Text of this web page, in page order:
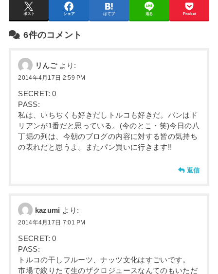
ポスト シェア はてブ 送る Pocket
6件のコメント
リんご より:
2014年4月17日 2:59 PM
SECRET: 0
PASS:
私は、いちぢくも好きだしトルコも好きだ。パンはド
リアンが1番だと思っている。(今のとこ・笑)今日の八
丁堀の列は、今朝のブログの内容に対する皆の気持ち
の表れだと思うよ。またパン買いに行きます!!
返信
kazumi より:
2014年4月17日 7:01 PM
SECRET: 0
PASS:
トルコの干しフルーツ、ナッツ文化はすごいです。
市場で絞りたて生のザクロジュースなんてのもいただ